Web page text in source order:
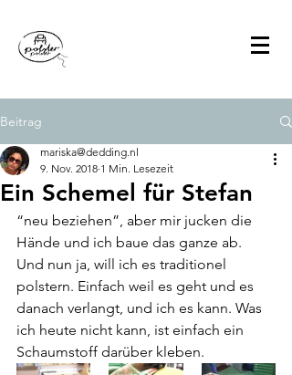
Beitrag
Ein Schemel für Stefan
mariska@dedding.nl
9. Nov. 2018 1 Min. Lesezeit
“neu beziehen”, aber mir jucken die
Hände und ich baue das ganze ab.
Und nun ja, will ich es traditionel
polstern. Einfach weil es geht und es
danach verlangt, und ich es kann. Was
ich heute nicht kann, ist einfach ein
Schaumstoff darüber kleben.